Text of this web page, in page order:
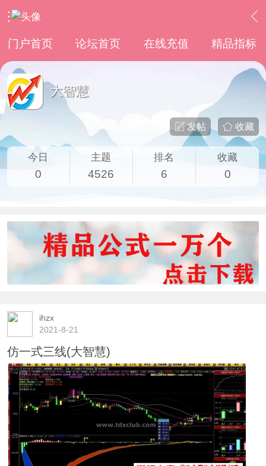
门户首页 论坛首页 在线充值 精品指标
大智慧
收藏
发帖
今日
0
主题
4526
排名
6
收藏
0
ihzx
2021-8-21
仿一式三线(大智慧)